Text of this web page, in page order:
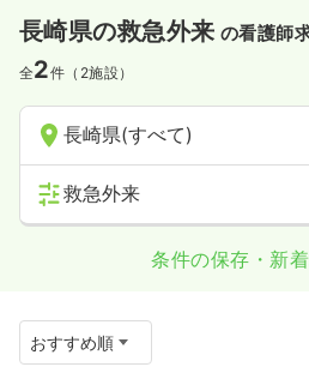
長崎県の救急外来 の看護師
全2件（2施設）
長崎県(すべて)
救急外来
条件の保存・新